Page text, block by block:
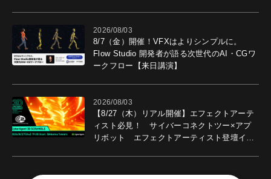
2026/08/03
8/7（金）開催！VFXはよりシンプルに。
Flow Studio 開発者が語る次世代のAI・CGワ
ークフロー【来日講演】
2026/08/03
【8/27（木）リアル開催】エフェクトアーテ
ィスト必見！ サイバーコネクトツー×アプ
リボット エフェクトアーティスト登壇イベ